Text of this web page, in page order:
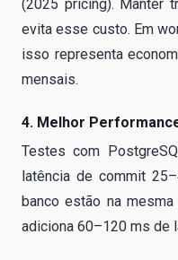
(2025 pricing). Manter
evita esse custo. Em
isso representa
mensais.
4. Melhor
Testes com
latência de commit
banco estão na
adiciona 60–120 ms de